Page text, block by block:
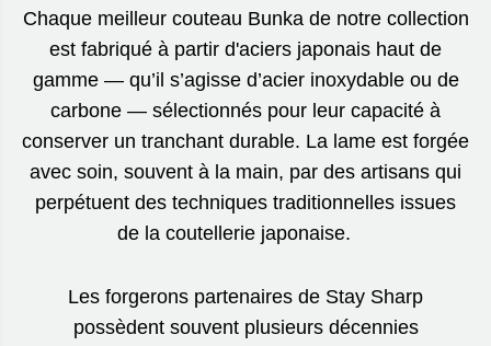
Chaque meilleur couteau Bunka de notre collection
est fabriqué à partir d'aciers japonais haut de
gamme — qu’il s’agisse d’acier inoxydable ou de
carbone — sélectionnés pour leur capacité à
conserver un tranchant durable. La lame est forgée
avec soin, souvent à la main, par des artisans qui
perpétuent des techniques traditionnelles issues
de la coutellerie japonaise.
Les forgerons partenaires de Stay Sharp
possèdent souvent plusieurs décennies